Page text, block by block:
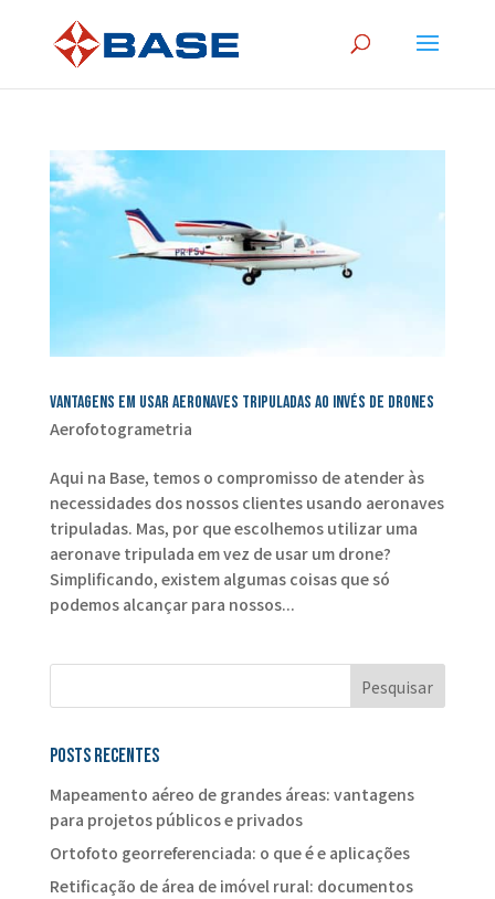
Vantagens em usar aeronaves tripuladas ao invés de drones
Aerofotogrametria
Aqui na Base, temos o compromisso de atender às
necessidades dos nossos clientes usando aeronaves
tripuladas. Mas, por que escolhemos utilizar uma
aeronave tripulada em vez de usar um drone?
Simplificando, existem algumas coisas que só
podemos alcançar para nossos...
Posts recentes
Mapeamento aéreo de grandes áreas: vantagens
para projetos públicos e privados
Ortofoto georreferenciada: o que é e aplicações
Retificação de área de imóvel rural: documentos